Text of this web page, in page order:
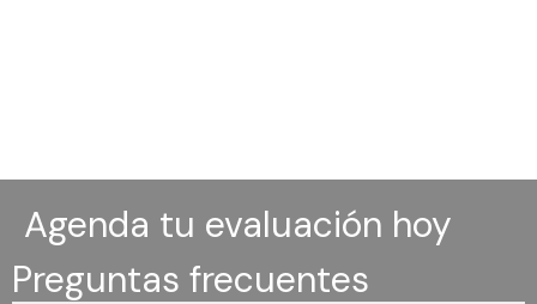
contracciones supramáximas inducidas, mejorando el control
de eyaculación precoz asociada a disfunción muscular,
contribuye a optimizar coordinación, resistencia y control
voluntario.
Agenda tu evaluación hoy
Preguntas frecuentes